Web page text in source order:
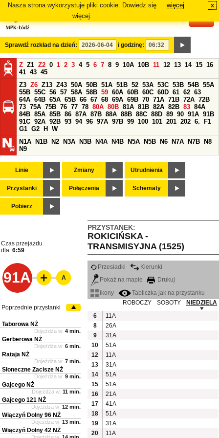
Nasza strona wykorzystuje pliki cookie. Dowiedz się
więcej.
więcej x
Sprawdź rozkład na dzień: i godzinę:
Z Z1 Z2 0 1 2 3 4 5 6 7 8 9 10A 10B 11 12 13 14 15 16
41 43 45
Z3 Z6 Z13 Z43 50A 50B 51A 51B 52 53A 53C 53B 54B 55A
55B 55C 56 57 58A 58B 59 60A 60B 60C 60D 61 62 63
64A 64B 65A 65B 66 67 68 69A 69B 70 71A 71B 72A 72B
73 75A 75B 76 77 78 80A 80B 81A 81B 82A 82B 83 84A
84B 85A 85B 86 87A 87B 88A 88B 88C 88D 89 90 91A 91B
91C 92A 92B 93 94 96 97A 97B 99 100 101 201 202 6.
F1
G1 G2 H
W
N1A
N1B N2 N3A N3B N4A N4B N5A N5B N6 N7A N7B
N8
N9
Linie Zmiany Utrudnienia
Przystanki Połączenia Schematy
Pobierz
PRZYSTANEK:
ROKICIŃSKA -
TRANSMISYJNA (1525)
Czas przejazdu
dla: 6:59
91A
Przesiadki
Kierunki
Pokaż na mapie
Drukuj
ikony
Tabliczka jak na przystanku
ROBOCZY
SOBOTY
NIEDZIELA
6
11A
8
26A
9
31A
10
51A
12
11A
13
31A
14
51A
15
51A
16
21A
17
41A
18
51A
19
31A
20
11A
A
Poprzednie przystanki
Taborowa NŻ
Dojeżdża w: 4 min.
Gerberowa NŻ
Dojeżdża w: 6 min.
Rataja NŻ
Dojeżdża w: 7 min.
Słoneczne Zacisze NŻ
Dojeżdża w: 9 min.
Gajcego NŻ
Dojeżdża w: 11 min.
Gajcego 121 NŻ
Dojeżdża w: 12 min.
Wiączyń Dolny 96 NŻ
Dojeżdża w: 13 min.
Wiączyń Dolny 42 NŻ